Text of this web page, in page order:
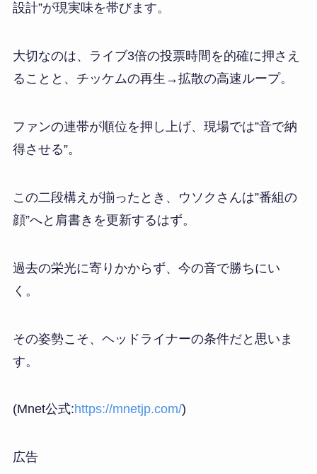
設計”が現実味を帯びます。
大切なのは、ライブ3倍の投票時間を的確に押さえ
ることと、チッケムの再生→拡散の高速ループ。
ファンの連帯が順位を押し上げ、現場では”音で納
得させる”。
この二段構えが揃ったとき、ウソクさんは”番組の
顔”へと肩書きを更新するはず。
過去の栄光に寄りかからず、今の音で勝ちにい
く。
その姿勢こそ、ヘッドライナーの条件だと思いま
す。
(Mnet公式:https://mnetjp.com/)
広告